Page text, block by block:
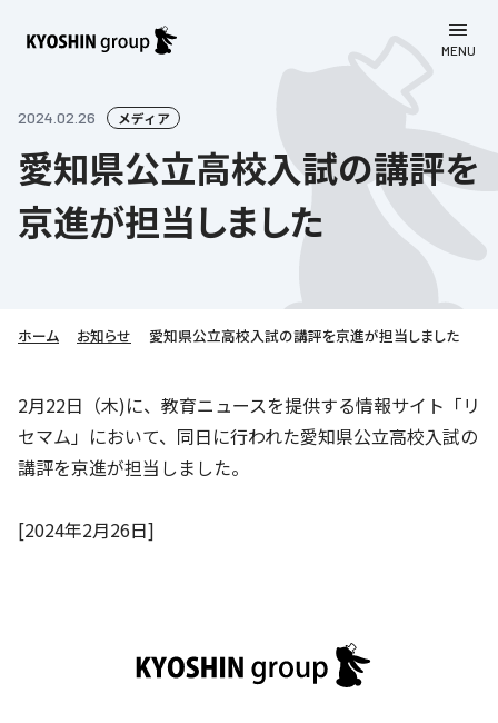
MENU
会社案内
会社案内
会社概要／組織図
Company’s Profile
社歌
子会社および関係会社
事業一覧
学びの成果
語学学習
ライフキャリア
サステナビリティ
お客さま満足度向上の取り組み
労働環境向上の取り組み
人材育成の取り組み
CSRレポート
オリジナルバッグプロジェクト
株主・投資家向け情報
株主・投資家向け情報
株主・株式関連情報
ビジョン／経営方針
IRカレンダー
採用情報
採用情報
お問い合わせ
個人情報保護方針
2024.02.26 メディア
愛知県公立高校入試の講評を
京進が担当しました
ホーム お知らせ 愛知県公立高校入試の講評を京進が担当しました
2月22日（木)に、教育ニュースを提供する情報サイト「リ
セマム」において、同日に行われた愛知県公立高校入試の
講評を京進が担当しました。
[2024年2月26日]